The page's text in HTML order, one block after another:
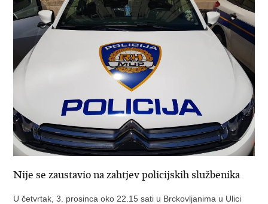
Nije se zaustavio na zahtjev policijskih službenika
U četvrtak, 3. prosinca oko 22.15 sati u Brckovljanima u Ulici